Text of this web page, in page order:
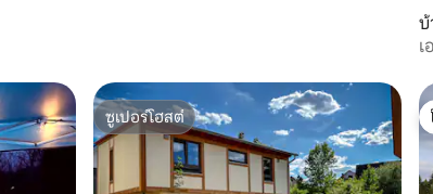
บ้
เ
ซูเปอร์โฮสต์
ซูเปอร์โฮสต์